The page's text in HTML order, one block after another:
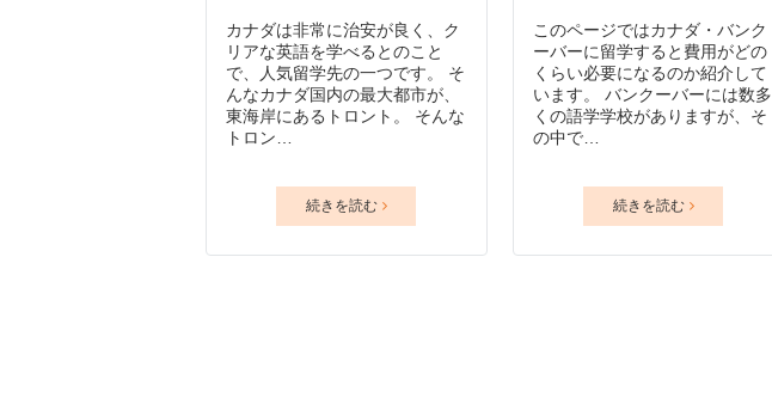
カナダは非常に治安が良く、ク
リアな英語を学べるとのこと
で、人気留学先の一つです。 そ
んなカナダ国内の最大都市が、
東海岸にあるトロント。 そんな
トロン…
続きを読む
このページではカナダ・バンク
ーバーに留学すると費用がどの
くらい必要になるのか紹介して
います。 バンクーバーには数多
くの語学学校がありますが、そ
の中で…
続きを読む